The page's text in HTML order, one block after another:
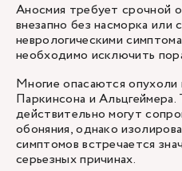
Аносмия требует срочной
внезапно без насморка или
неврологическими
необходимо исключить
Многие опасаются опухоли
Паркинсона и Альцгеймера.
действительно могут
обоняния, однако
симптомов встречается
серьезных причинах.